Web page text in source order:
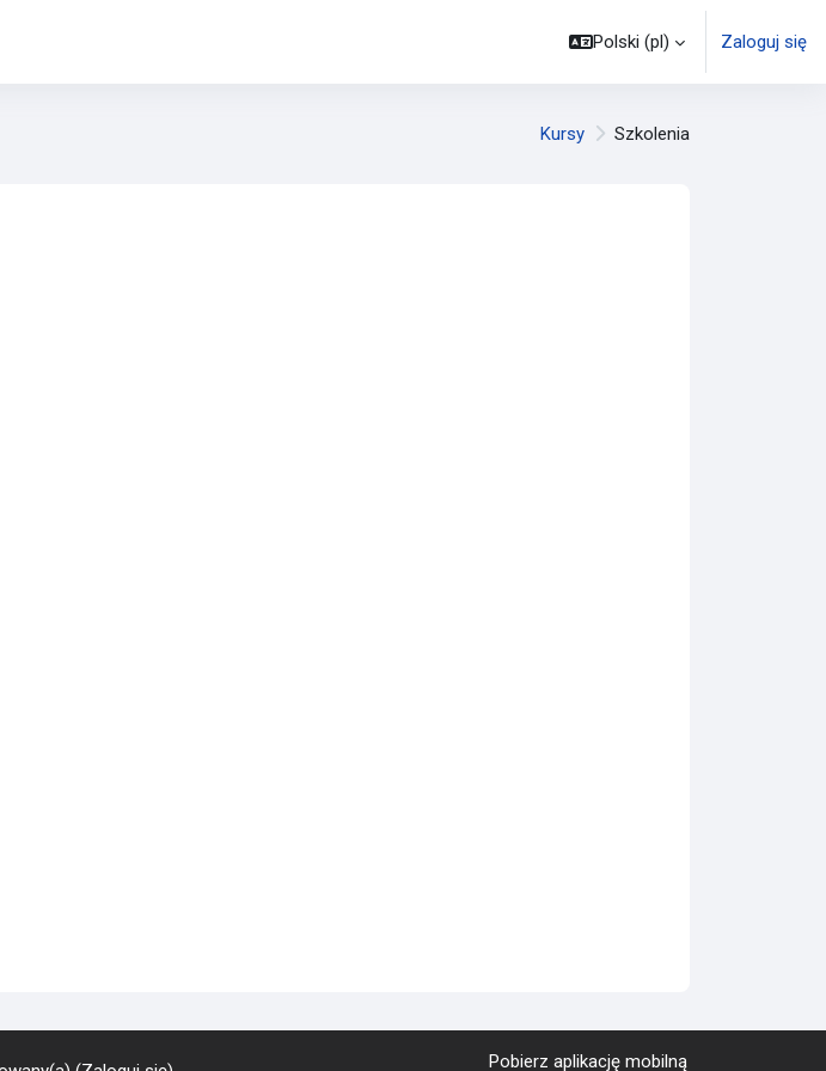
Polski ‎(pl)‎ Zaloguj się
Kursy Szkolenia
Pobierz aplikację mobilną